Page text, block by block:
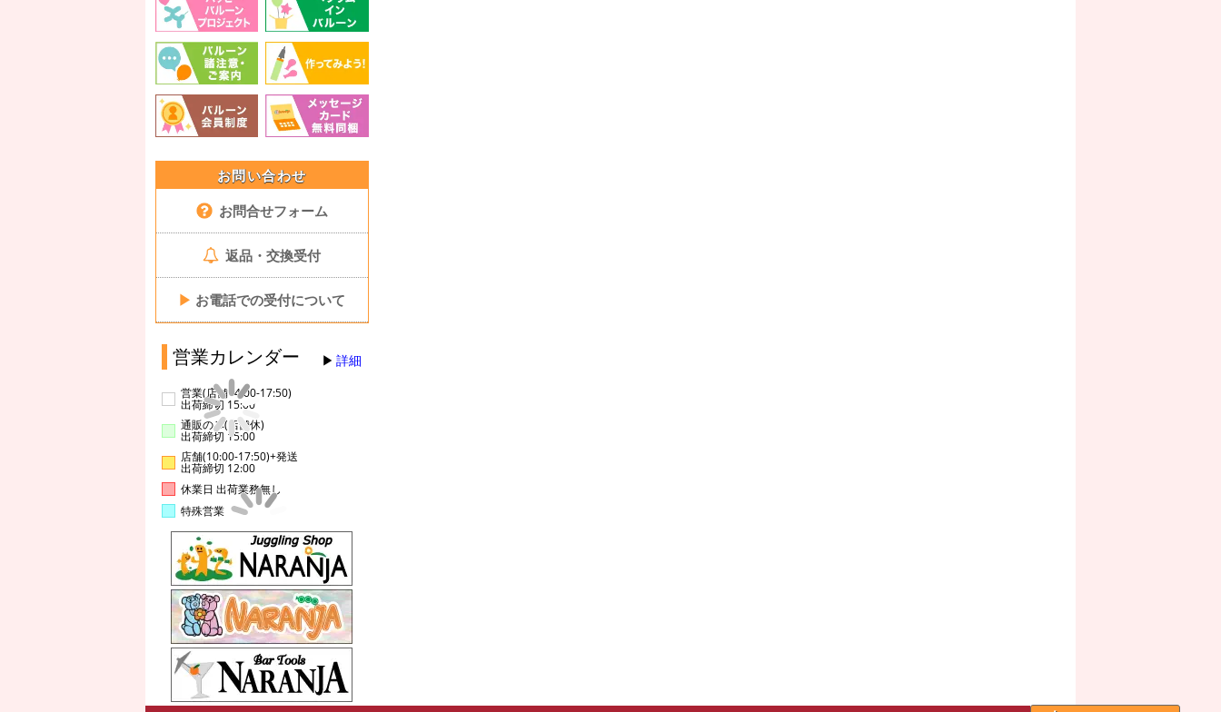
お問い合わせ
お問合せフォーム
返品・交換受付
▶ お電話での受付について
営業カレンダー 詳細
営業(店舗14:00-17:50)
出荷締切 15:00
通販のみ(店舗休)
出荷締切 15:00
店舗(10:00-17:50)+発送
出荷締切 12:00
休業日 出荷業務無し
特殊営業